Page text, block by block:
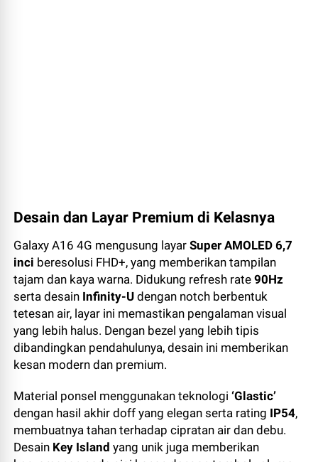
Desain dan Layar Premium di Kelasnya
Galaxy A16 4G mengusung layarSuper AMOLED 6,7
inci beresolusi FHD+, yang memberikan tampilan
tajam dan kaya warna. Didukung refresh rate90Hz
serta desain Infinity-U dengan notch berbentuk
tetesan air, layar ini memastikan pengalaman visual
yang lebih halus. Dengan bezel yang lebih tipis
dibandingkan pendahulunya, desain ini memberikan
kesan modern dan premium.
Material ponsel menggunakan teknologi‘Glastic’
dengan hasil akhir doff yang elegan serta rating IP54,
membuatnya tahan terhadap cipratan air dan debu.
Desain Key Island yang unik juga memberikan